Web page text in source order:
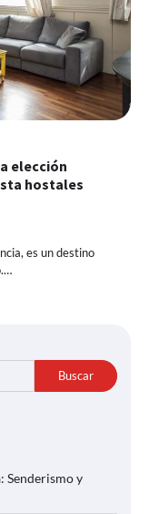
elección
hostales
es un destino
Buscar
Senderismo y